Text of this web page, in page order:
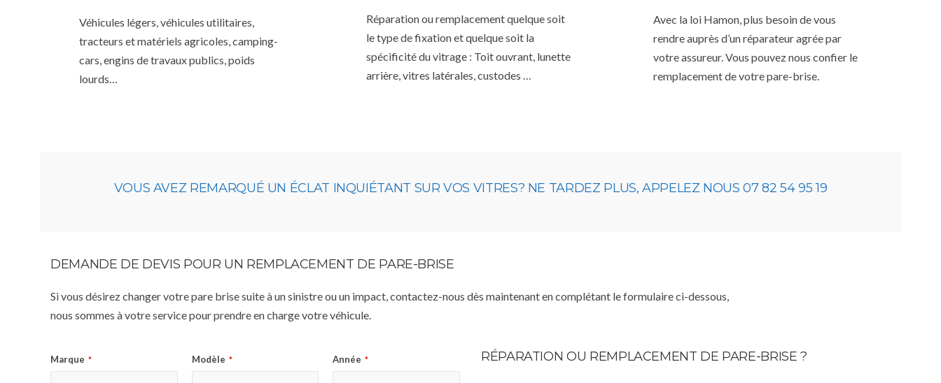
Véhicules légers, véhicules utilitaires,
tracteurs et matériels agricoles, camping-
cars, engins de travaux publics, poids
lourds…
Réparation ou remplacement quelque soit
le type de fixation et quelque soit la
spécificité du vitrage : Toit ouvrant, lunette
arrière, vitres latérales, custodes …
Avec la loi Hamon, plus besoin de vous
rendre auprès d’un réparateur agrée par
votre assureur. Vous pouvez nous confier le
remplacement de votre pare-brise.
VOUS AVEZ REMARQUÉ UN ÉCLAT INQUIÉTANT SUR VOS VITRES? NE TARDEZ PLUS, APPELEZ NOUS 07 82 54 95 19
DEMANDE DE DEVIS POUR UN REMPLACEMENT DE PARE-BRISE
Si vous désirez changer votre pare brise suite à un sinistre ou un impact, contactez-nous dès maintenant en complétant le formulaire ci-dessous,
nous sommes à votre service pour prendre en charge votre véhicule.
Marque * Modèle * Année * RÉPARATION OU REMPLACEMENT DE PARE-BRISE ?